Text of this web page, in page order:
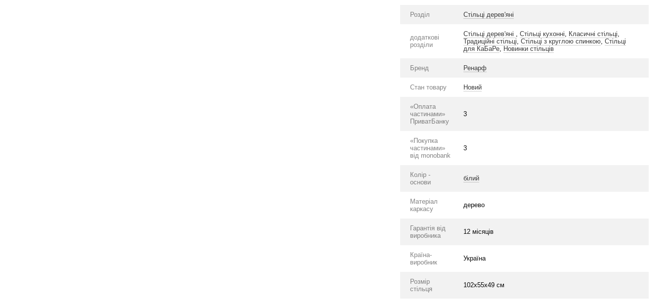
Розділ Стільці дерев'яні
додаткові
розділи
Стільці дерев'яні ,Стільці кухонні, Класичні стільці,
Традиційні стільці,Стільці з круглою спинкою,Стільці
для КаБаРе, Новинки стільців
Бренд Ренарф
Стан товару Новий
«Оплата
частинами»
ПриватБанку
3
«Покупка
частинами»
від monobank
3
Колір -
основи
білий
Матеріал
каркасу
дерево
Гарантія від
виробника
12 місяців
Країна-
виробник
Україна
Розмір
стільця
102х55х49 см